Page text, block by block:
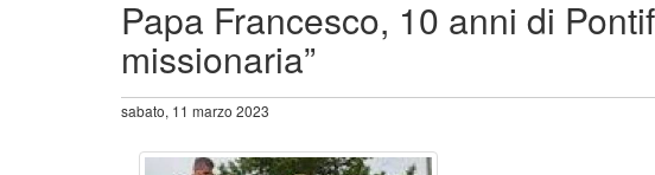
Papa Francesco, 10 anni di
missionaria”
sabato, 11 marzo 2023